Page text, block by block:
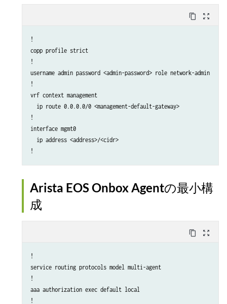
            family inet {
        }
    }
}
routing-instances {
    mgmt_junos {
        routing-options {
            static {
route 0.0.0.0/0 next-hop <management-default-
            }
        }
    }
content_copy zoom_out_map
!
copp profile strict
!
username admin password <admin-password> role network-admin
!
vrf context management
  ip route 0.0.0.0/0 <management-default-gateway>
!
interface mgmt0
  ip address <address>/<cidr>
!
Arista EOS Onbox Agentの最小構
成
content_copy zoom_out_map
!
service routing protocols model multi-agent
!
aaa authorization exec default local
!